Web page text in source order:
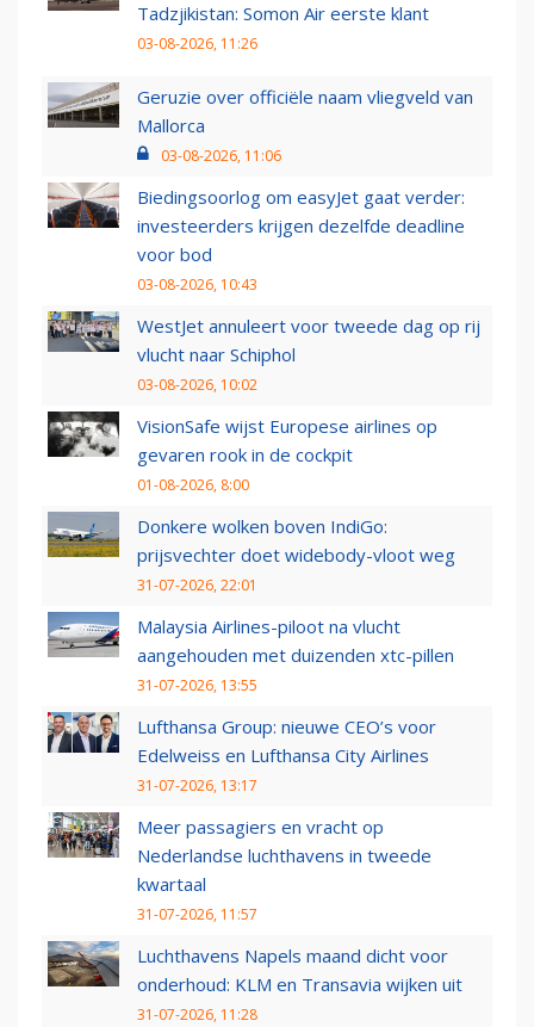
Tadzjikistan: Somon Air eerste klant
03-08-2026, 11:26
Geruzie over officiële naam vliegveld van
Mallorca
03-08-2026, 11:06
Biedingsoorlog om easyJet gaat verder:
investeerders krijgen dezelfde deadline
voor bod
03-08-2026, 10:43
WestJet annuleert voor tweede dag op rij
vlucht naar Schiphol
03-08-2026, 10:02
VisionSafe wijst Europese airlines op
gevaren rook in de cockpit
01-08-2026, 8:00
Donkere wolken boven IndiGo:
prijsvechter doet widebody-vloot weg
31-07-2026, 22:01
Malaysia Airlines-piloot na vlucht
aangehouden met duizenden xtc-pillen
31-07-2026, 13:55
Lufthansa Group: nieuwe CEO’s voor
Edelweiss en Lufthansa City Airlines
31-07-2026, 13:17
Meer passagiers en vracht op
Nederlandse luchthavens in tweede
kwartaal
31-07-2026, 11:57
Luchthavens Napels maand dicht voor
onderhoud: KLM en Transavia wijken uit
31-07-2026, 11:28